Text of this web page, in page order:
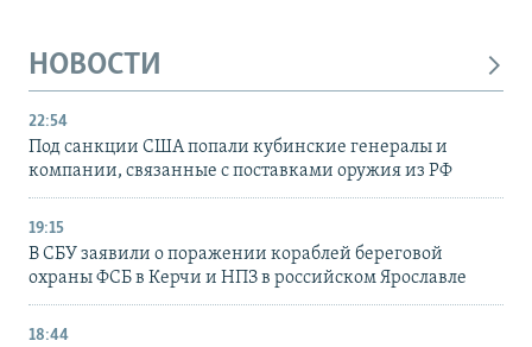
НОВОСТИ
22:54
Под санкции США попали кубинские генералы и
компании, связанные с поставками оружия из РФ
19:15
В СБУ заявили о поражении кораблей береговой
охраны ФСБ в Керчи и НПЗ в российском Ярославле
18:44